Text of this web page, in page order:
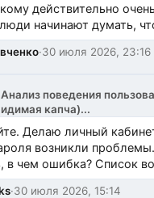
действительно
начинают думать,
·30 июля 2026, 23:16
поведения
капча)...
Делаю личный
возникли
в чем ошибка? Список
разделе на modx.pro
·30 июля 2026, 15:14